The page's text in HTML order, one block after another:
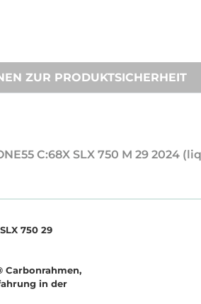
ZUR PRODUKTSICHERHEIT
C:68X SLX 750 M 29 2024
SLX 750 29
Carbonrahmen,
ahrung in der